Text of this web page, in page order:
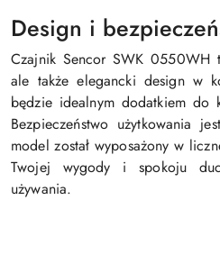
Design i
Czajnik Sencor SWK 0550WH
ale także elegancki design w
będzie idealnym dodatkiem do
Bezpieczeństwo użytkowania
model został wyposażony w
Twojej wygody i spokoju
używania.